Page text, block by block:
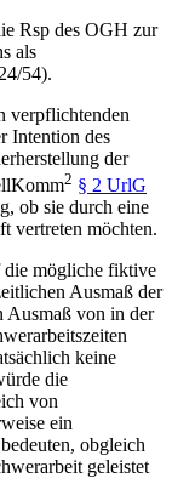
Rsp des OGH zur
als
54).
verpflichtenden
Intention des
der
2 § 2 UrlG
ob sie durch eine
vertreten möchten.
die mögliche fiktive
Ausmaß der
Ausmaß von in der
keine
die
von
ein
obgleich
geleistet